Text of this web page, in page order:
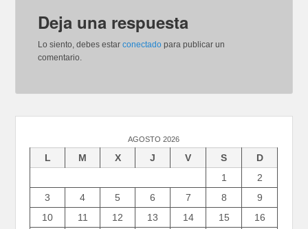
Deja una respuesta
Lo siento, debes estarconectado para publicar un
comentario.
AGOSTO 2026
L M X J V S
D
1
2
3
4 5 6 7 8
9
10
11 12 13 14 15
16